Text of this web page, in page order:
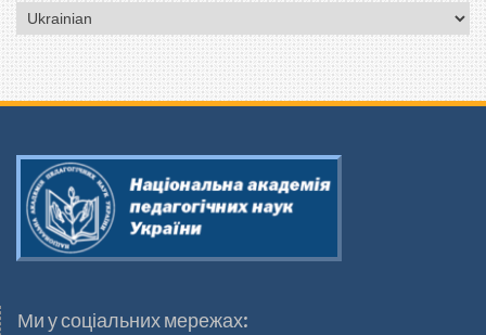
Вибрати
мову
Ми у соціальних мережах: